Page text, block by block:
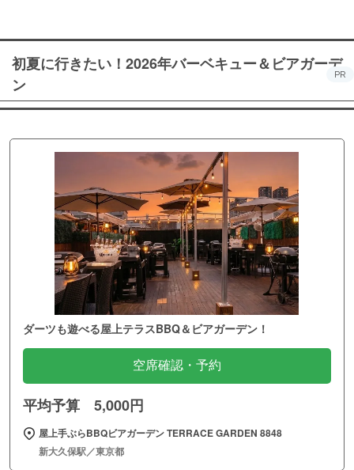
初夏に行きたい！2026年バーベキュー＆ビアガーデ
ン
PR
ダーツも遊べる屋上テラスBBQ＆ビアガーデン！
空席確認・予約
平均予算 5,000円
屋上手ぶらBBQビアガーデン TERRACE GARDEN 8848
新大久保駅／東京都